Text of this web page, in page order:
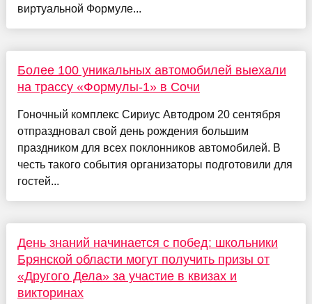
виртуальной Формуле...
Более 100 уникальных автомобилей выехали
на трассу «Формулы-1» в Сочи
Гоночный комплекс Сириус Автодром 20 сентября
отпраздновал свой день рождения большим
праздником для всех поклонников автомобилей. В
честь такого события организаторы подготовили для
гостей...
День знаний начинается с побед: школьники
Брянской области могут получить призы от
«Другого Дела» за участие в квизах и
викторинах